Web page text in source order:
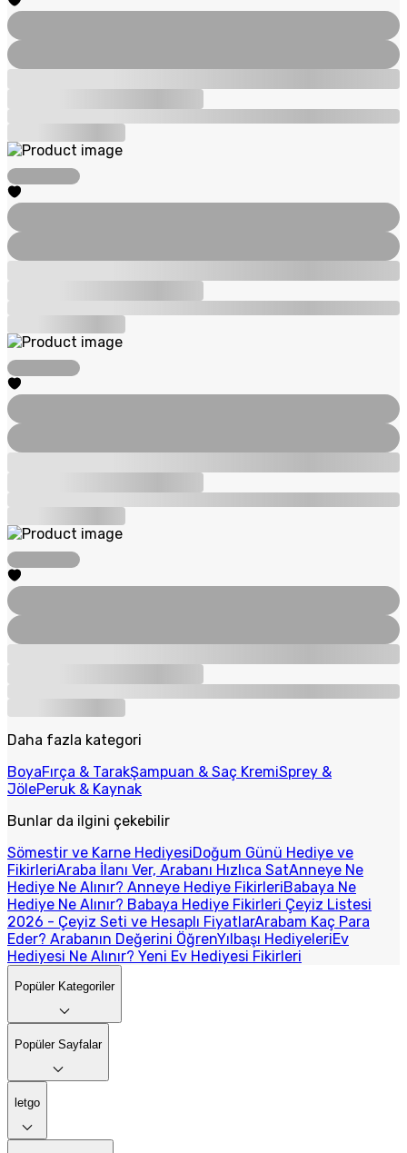
Daha fazla kategori
BoyaFırça & TarakŞampuan & Saç KremiSprey &
JölePeruk & Kaynak
Bunlar da ilgini çekebilir
Sömestir ve Karne HediyesiDoğum Günü Hediye ve
FikirleriAraba İlanı Ver, Arabanı Hızlıca SatAnneye Ne
Hediye Ne Alınır? Anneye Hediye FikirleriBabaya Ne
Hediye Ne Alınır? Babaya Hediye Fikirleri Çeyiz Listesi
2026 - Çeyiz Seti ve Hesaplı FiyatlarArabam Kaç Para
Eder? Arabanın Değerini ÖğrenYılbaşı HediyeleriEv
Hediyesi Ne Alınır? Yeni Ev Hediyesi Fikirleri
Popüler Kategoriler
Popüler Sayfalar
letgo